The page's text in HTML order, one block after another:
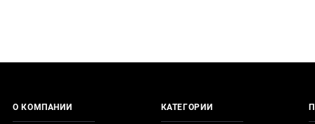
О КОМПАНИИ КАТЕГОРИИ